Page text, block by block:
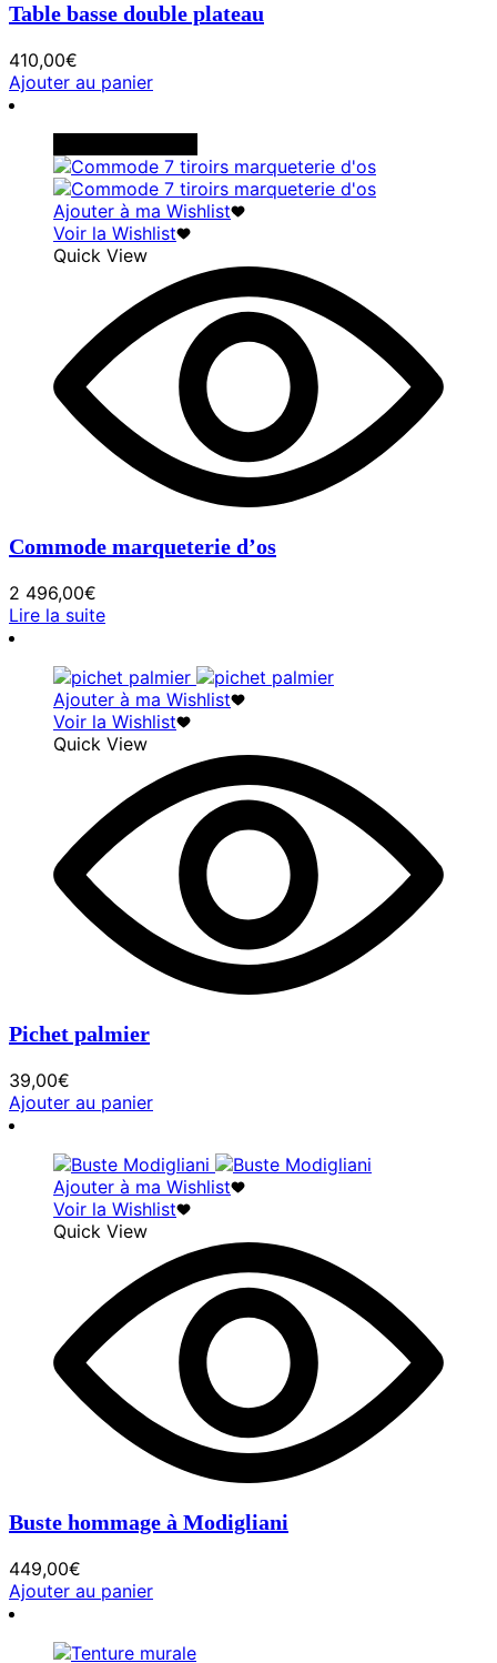
Table basse double plateau
410,00€
Ajouter au panier
Ajouter à ma Wishlist
Voir la Wishlist
Quick View
Commode marqueterie d’os
2 496,00€
Lire la suite
Ajouter à ma Wishlist
Voir la Wishlist
Quick View
Pichet palmier
39,00€
Ajouter au panier
Ajouter à ma Wishlist
Voir la Wishlist
Quick View
Buste hommage à Modigliani
449,00€
Ajouter au panier